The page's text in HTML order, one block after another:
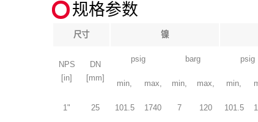
规格参数
尺寸 镍
NPS
[in]
DN
[mm]
psig barg psig
min, max, min, max, min,
1" 25 101.5 1740 7 120 101.5